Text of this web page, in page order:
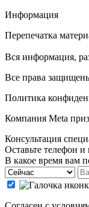
Информация
Перепечатка
Вся информация,
Все права
Политика
Компания Meta
Консультация
Оставьте телефон
В какое время вам